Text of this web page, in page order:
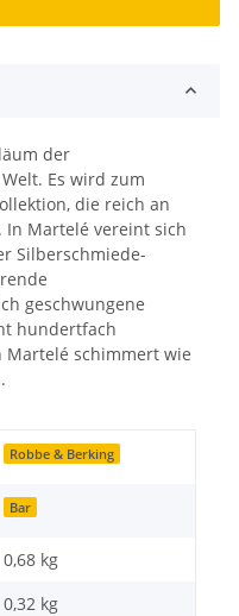
der
Es wird zum
die reich an
Martelé vereint sich
Silberschmiede-
geschwungene
hundertfach
Martelé schimmert wie
Robbe & Berking
Bar
0,68 kg
0,32 kg